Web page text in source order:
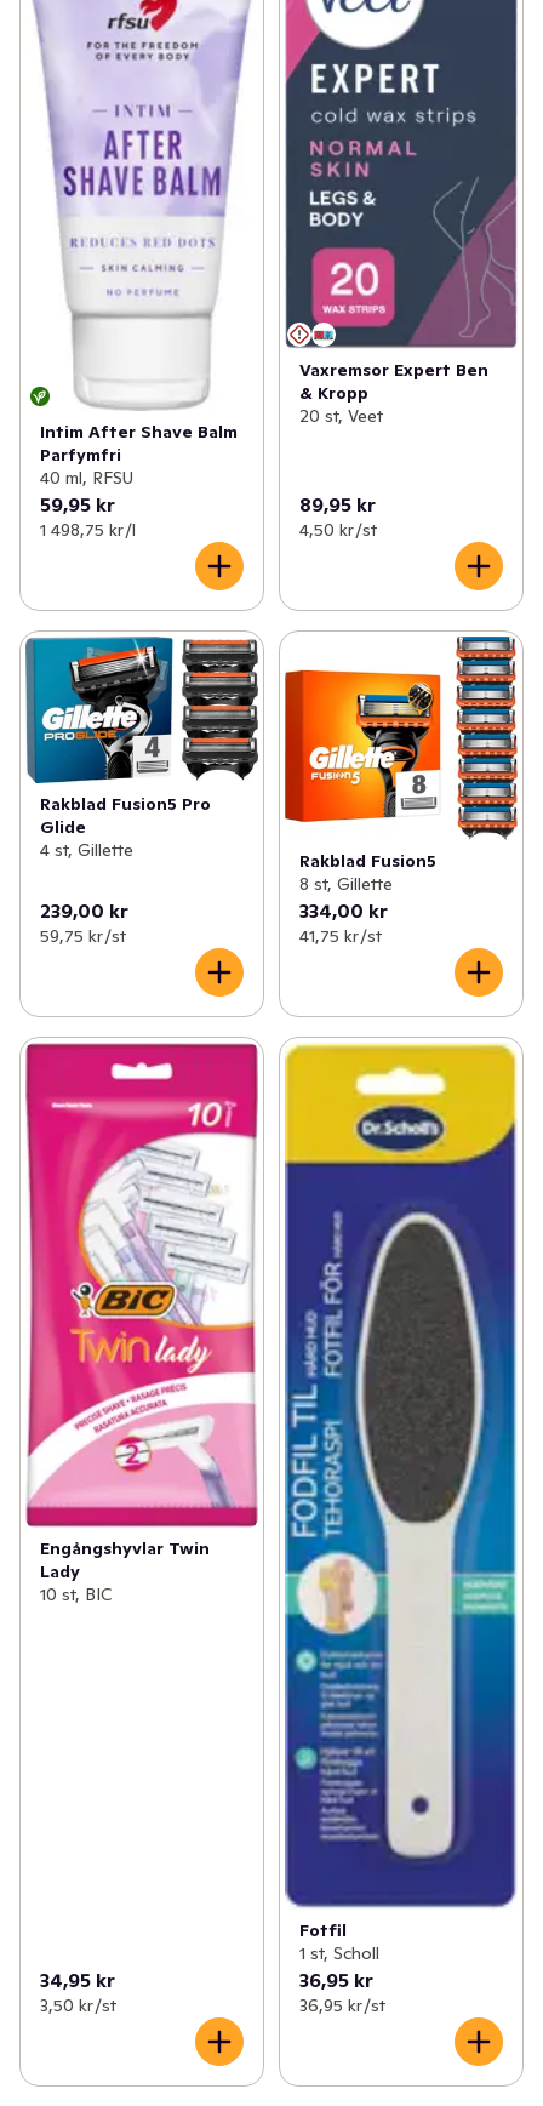
Intim After Shave Balm
Parfymfri
40 ml, RFSU
59,95 kr
1 498,75 kr /l
Vaxremsor Expert Ben
& Kropp
20 st, Veet
89,95 kr
4,50 kr /st
Rakblad Fusion5 Pro
Glide
4 st, Gillette
239,00 kr
59,75 kr /st
Rakblad Fusion5
8 st, Gillette
334,00 kr
41,75 kr /st
Engångshyvlar Twin
Lady
10 st, BIC
34,95 kr
3,50 kr /st
Fotfil
1 st, Scholl
36,95 kr
36,95 kr /st